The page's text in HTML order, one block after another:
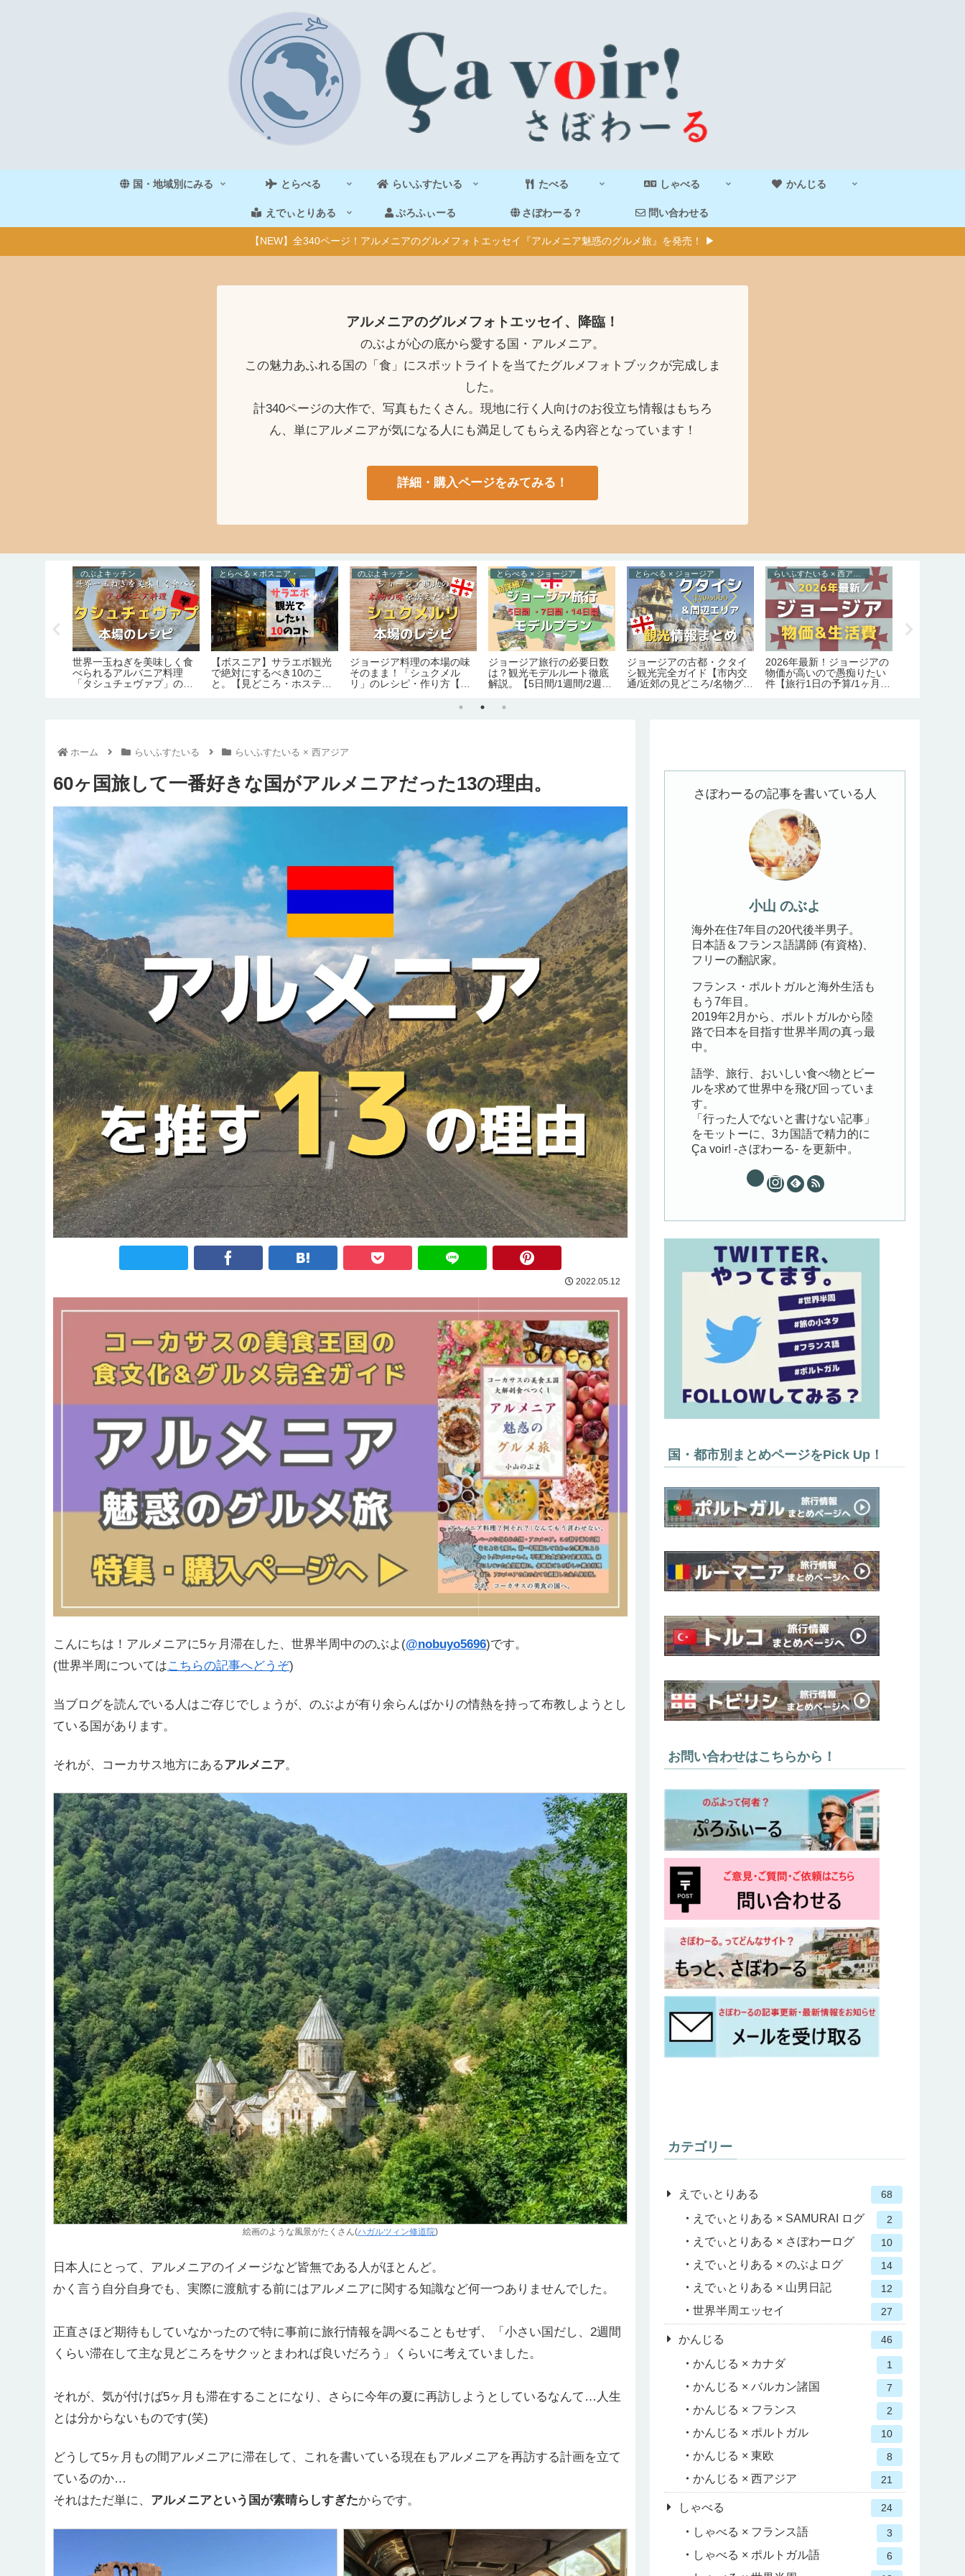
国・地域別にみる とらべる らいふすたいる たべる しゃべる かんじる
えでぃとりある ぷろふぃーる さぼわーる？ 問い合わせる
【NEW】全340ページ！アルメニアのグルメフォトエッセイ『アルメニア魅惑のグルメ旅』を発売！ ▶
アルメニアのグルメフォトエッセイ、降臨！
のぶよが心の底から愛する国・アルメニア。
この魅力あふれる国の「食」にスポットライトを当てたグルメフォトブックが完成しま
した。
計340ページの大作で、写真もたくさん。現地に行く人向けのお役立ち情報はもちろ
ん、単にアルメニアが気になる人にも満足してもらえる内容となっています！
詳細・購入ページをみてみる！
のぶよキッチン
世界一玉ねぎを美味しく食
べられるアルバニア料理
「タシュチェヴァプ」のレ
【ボスニア】サラエボ観光
で絶対にするべき10のこ
と。【見どころ・ホステル
のぶよキッチン
ジョージア料理の本場の味
そのまま！「シュクメル
リ」のレシピ・作り方【の
とらべる × ジョージア
ジョージア旅行の必要日数
は？観光モデルルート徹底
解説。【5日間/1週間/2週
とらべる × ジョージア
ジョージアの古都・クタイ
シ観光完全ガイド【市内交
通/近郊の見どころ/名物グル
2026年最新！ジョージアの
物価が高いので愚痴りたい
件【旅行1日の予算/1ヶ月の
ホーム らいふすたいる らいふすたいる × 西アジア
60ヶ国旅して一番好きな国がアルメニアだった13の理由。
2022.05.12
こんにちは！アルメニアに5ヶ月滞在した、世界半周中ののぶよ(@nobuyo5696)です。
(世界半周についてはこちらの記事へどうぞ)
当ブログを読んでいる人はご存じでしょうが、のぶよが有り余らんばかりの情熱を持って布教しようとし
ている国があります。
それが、コーカサス地方にあるアルメニア。
絵画のような風景がたくさん(ハガルツィン修道院)
日本人にとって、アルメニアのイメージなど皆無である人がほとんど。
かく言う自分自身でも、実際に渡航する前にはアルメニアに関する知識など何一つありませんでした。
正直さほど期待もしていなかったので特に事前に旅行情報を調べることもせず、「小さい国だし、2週間
くらい滞在して主な見どころをサクッとまわれば良いだろう」くらいに考えていました。
それが、気が付けば5ヶ月も滞在することになり、さらに今年の夏に再訪しようとしているなんて…人生
とは分からないものです(笑)
どうして5ヶ月もの間アルメニアに滞在して、これを書いている現在もアルメニアを再訪する計画を立て
ているのか…
それはただ単に、 アルメニアという国が素晴らしすぎたからです。
さぼわーるの記事を書いている人
小山 のぶよ
海外在住7年目の20代後半男子。
日本語＆フランス語講師 (有資格)、
フリーの翻訳家。
フランス・ポルトガルと海外生活も
もう7年目。
2019年2月から、ポルトガルから陸
路で日本を目指す世界半周の真っ最
中。
語学、旅行、おいしい食べ物とビー
ルを求めて世界中を飛び回っていま
す。
「行った人でないと書けない記事」
をモットーに、3カ国語で精力的に
Ça voir! -さぼわーる- を更新中。
国・都市別まとめページをPick Up！
お問い合わせはこちらから！
カテゴリー
えでぃとりある 68
えでぃとりある × SAMURAI ログ 2
えでぃとりある × さぼわーログ 10
えでぃとりある × のぶよログ 14
えでぃとりある × 山男日記 12
世界半周エッセイ 27
かんじる 46
かんじる × カナダ 1
かんじる × バルカン諸国 7
かんじる × フランス 2
かんじる × ポルトガル 10
かんじる × 東欧 8
かんじる × 西アジア 21
しゃべる 24
しゃべる × フランス語 3
しゃべる × ポルトガル語 6